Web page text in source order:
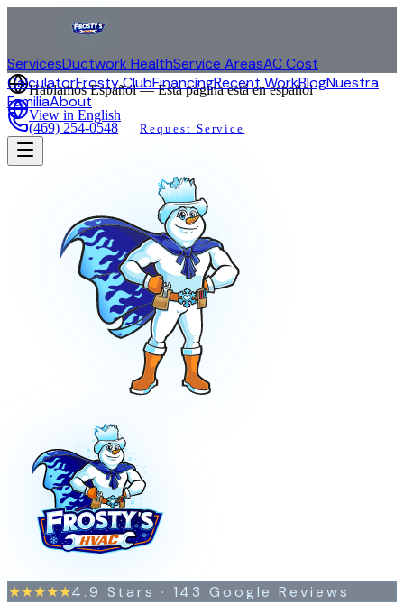
ServicesDuctwork HealthService AreasAC Cost
CalculatorFrosty ClubFinancingRecent WorkBlogNuestra
FamiliaAbout
(469) 254-0548 Request Service
Hablamos Español — Esta página está en español
View in English
★★★★★4.9 Stars · 143 Google Reviews